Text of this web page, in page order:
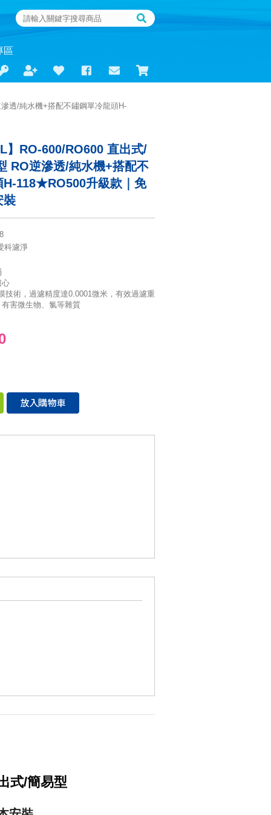
區
透/純水機+搭配不鏽鋼單冷龍頭H-
】RO-600/RO600 直出式/
RO逆滲透/純水機+搭配不
H-118★RO500升級款｜免
裝
科濾淨
心
術，過濾精度達0.0001微米，有效過濾重
害微生物、氯等雜質
式/簡易型